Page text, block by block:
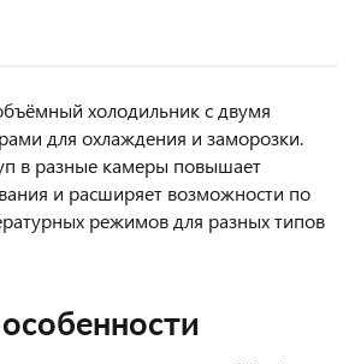
холодильник с двумя
для охлаждения и заморозки.
в разные камеры повышает
и расширяет возможности по
режимов для разных типов